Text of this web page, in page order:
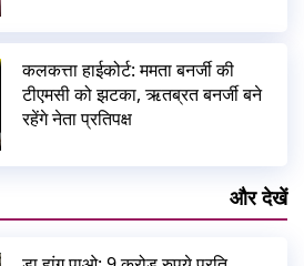
कलकत्ता हाईकोर्ट: ममता बनर्जी की
टीएमसी को झटका, ऋतब्रत बनर्जी बने
रहेंगे नेता प्रतिपक्ष
और देखें